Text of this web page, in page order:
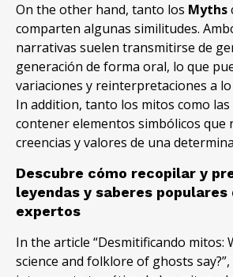
On the other hand, tanto los Myths
comparten algunas similitudes.
narrativas suelen transmitirse de
generación de forma oral, lo que
variaciones y reinterpretaciones a
In addition, tanto los mitos como las
contener elementos simbólicos que
creencias y valores de una
Descubre cómo recopilar y
leyendas y saberes populares
expertos
In the article “Desmitificando mitos:
science and folklore of ghosts